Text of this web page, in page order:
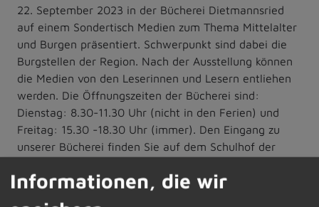
22. September 2023 in der Bücherei Dietmannsried
auf einem Sondertisch Medien zum Thema Mittelalter
und Burgen präsentiert. Schwerpunkt sind dabei die
Burgstellen der Region. Nach der Ausstellung können
die Medien von den Leserinnen und Lesern entliehen
werden. Die Öffnungszeiten der Bücherei sind:
Dienstag: 8.30-11.30 Uhr (nicht in den Ferien) und
Freitag: 15.30 -18.30 Uhr (immer). Den Eingang zu
unserer Bücherei finden Sie auf dem Schulhof der
Informationen, die wir